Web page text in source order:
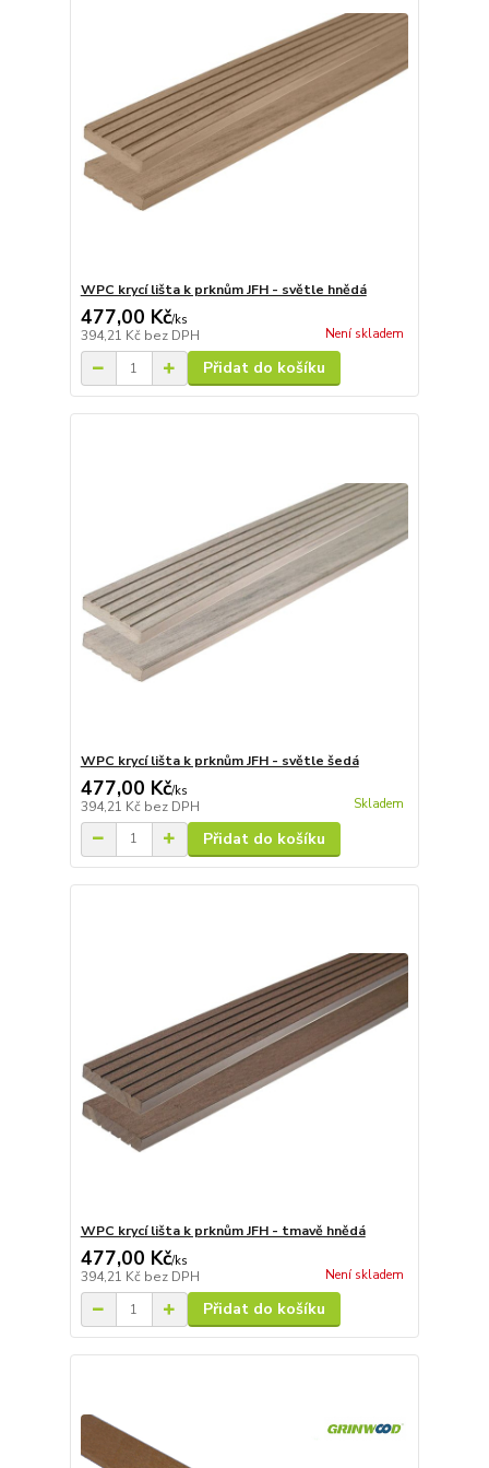
WPC krycí lišta k prknům JFH - světle hnědá
477,00 Kč/ks
394,21 Kč bez DPH Není skladem
Přidat do košíku
WPC krycí lišta k prknům JFH - světle šedá
477,00 Kč/ks
394,21 Kč bez DPH Skladem
Přidat do košíku
WPC krycí lišta k prknům JFH - tmavě hnědá
477,00 Kč/ks
394,21 Kč bez DPH Není skladem
Přidat do košíku